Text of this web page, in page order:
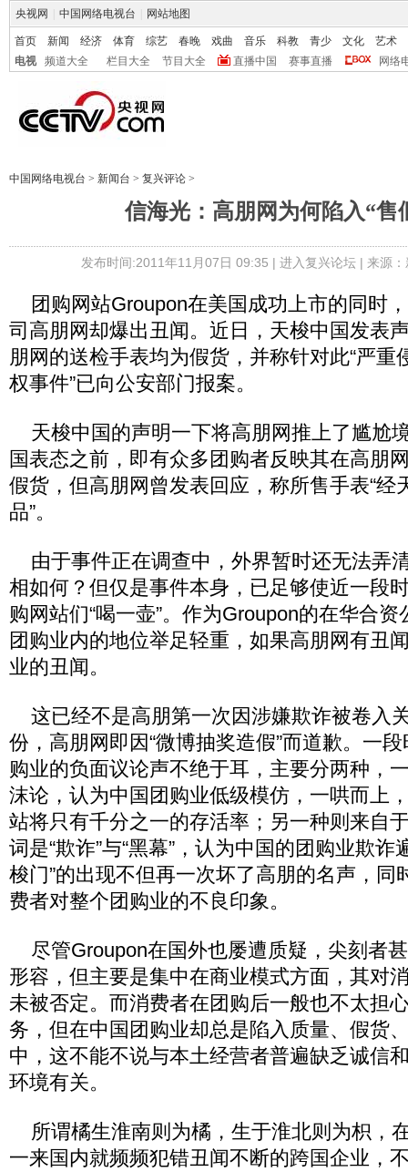
央视网 中国网络电视台 网站地图
首页 新闻 经济 体育 综艺 春晚 戏曲 音乐 科教 青少 文化
艺术
电视
频道大全 栏目大全 节目大全 直播中国 赛事直播 网络
中国网络电视台 > 新闻台 > 复兴评论 >
信海光：高朋网为何陷入“售
发布时间:2011年11月07日 09:35 | 进入复兴论坛| 来源
团购网站Groupon在美国成功上市的同时
司高朋网却爆出丑闻。近日，天梭中国发表
朋网的送检手表均为假货，并称针对此“严重
权事件”已向公安部门报案。
天梭中国的声明一下将高朋网推上了尴尬
国表态之前，即有众多团购者反映其在高朋
假货，但高朋网曾发表回应，称所售手表“经
品”。
由于事件正在调查中，外界暂时还无法弄
相如何？但仅是事件本身，已足够使近一段
购网站们“喝一壶”。作为Groupon的在华合
团购业内的地位举足轻重，如果高朋网有丑
业的丑闻。
这已经不是高朋第一次因涉嫌欺诈被卷入
份，高朋网即因“微博抽奖造假”而道歉。一
购业的负面议论声不绝于耳，主要分两种，
沫论，认为中国团购业低级模仿，一哄而上
站将只有千分之一的存活率；另一种则来自
词是“欺诈”与“黑幕”，认为中国的团购业欺诈
梭门”的出现不但再一次坏了高朋的名声，同
费者对整个团购业的不良印象。
尽管Groupon在国外也屡遭质疑，尖刻者甚
形容，但主要是集中在商业模式方面，其对
未被否定。而消费者在团购后一般也不太担
务，但在中国团购业却总是陷入质量、假货
中，这不能不说与本土经营者普遍缺乏诚信
环境有关。
所谓橘生淮南则为橘，生于淮北则为枳，
一来国内就频频犯错丑闻不断的跨国企业，